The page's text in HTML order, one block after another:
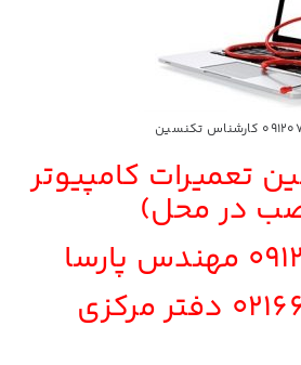
تعمیرات کامپیوتر
در محل)
مهندس پارسا
دفتر مرکزی